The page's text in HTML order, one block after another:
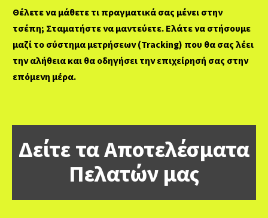
Θέλετε να μάθετε τι πραγματικά σας μένει στην
τσέπη; Σταματήστε να μαντεύετε. Ελάτε να στήσουμε
μαζί το σύστημα μετρήσεων (Tracking) που θα σας λέει
την αλήθεια και θα οδηγήσει την επιχείρησή σας στην
επόμενη μέρα.
Δείτε τα Αποτελέσματα
Πελατών μας